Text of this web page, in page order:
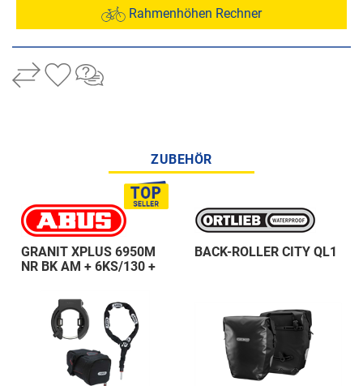
Rahmenhöhen Rechner
ZUBEHÖR
GRANIT XPLUS 6950M
NR BK AM + 6KS/130 +
BACK-ROLLER CITY QL1